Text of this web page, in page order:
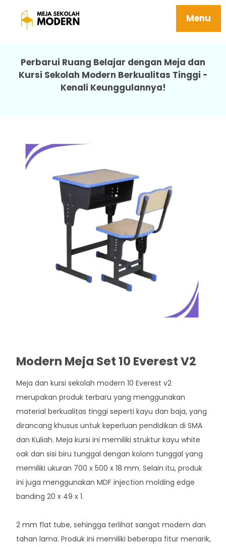
Menu
Meja Sekolah Rangka Besi Berkualitas Kuat
Perbarui Ruang Belajar dengan Meja dan
Kursi Sekolah Modern Berkualitas Tinggi -
Kenali Keunggulannya!
Modern Meja Set 10 Everest V2
Meja dan kursi sekolah modern 10 Everest v2
merupakan produk terbaru yang menggunakan
material berkualitas tinggi seperti kayu dan baja, yang
dirancang khusus untuk keperluan pendidikan di SMA
dan Kuliah. Meja kursi ini memiliki struktur kayu white
oak dan sisi biru tunggal dengan kolom tunggal yang
memiliki ukuran 700 x 500 x 18 mm. Selain itu, produk
ini juga menggunakan MDF injection molding edge
banding 20 x 49 x 1.
2 mm flat tube, sehingga terlihat sangat modern dan
tahan lama. Produk ini memiliki beberapa fitur menarik,